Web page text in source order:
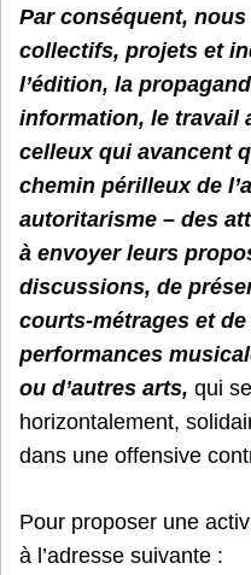
Par conséquent,
collectifs, projets et
l’édition, la
information, le travail
celleux qui avancent
chemin périlleux de
autoritarisme – des
à envoyer leurs
discussions, de
courts-métrages et
performances
ou d’autres arts, qui
horizontalement,
dans une offensive
Pour proposer une
à l’adresse suivante :